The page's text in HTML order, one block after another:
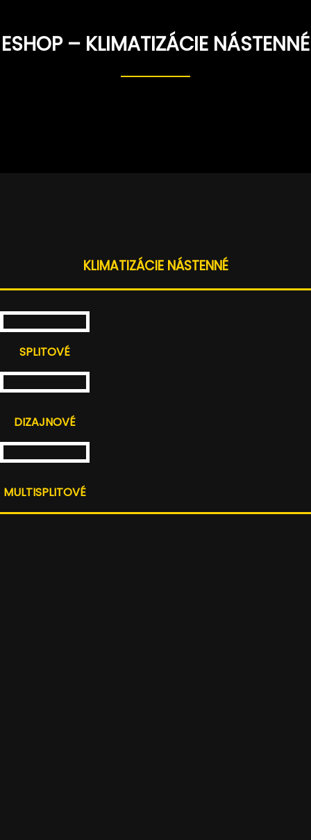
ESHOP – KLIMATIZÁCIE NÁSTENNÉ
KLIMATIZÁCIE NÁSTENNÉ
SPLITOVÉ
DIZAJNOVÉ
MULTISPLITOVÉ